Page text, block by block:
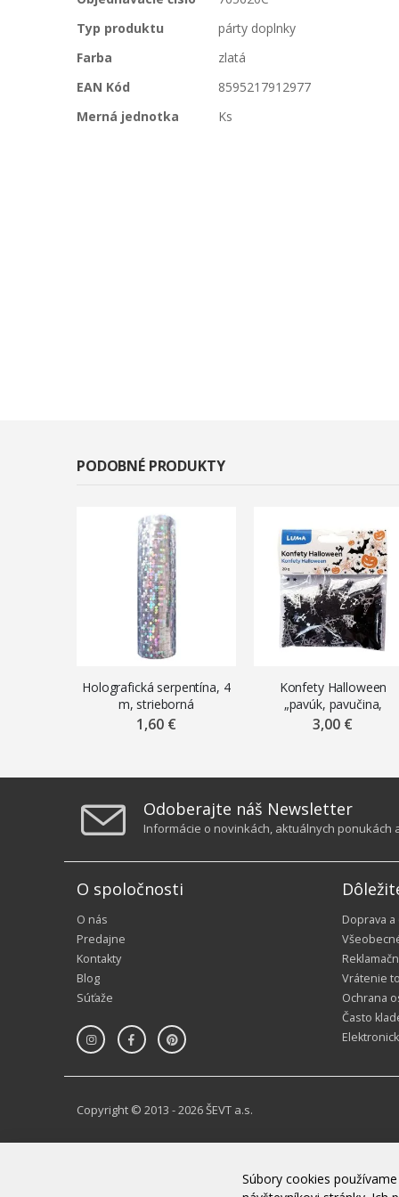
informácií
Typ produktu
párty doplnky
Farba
zlatá
EAN Kód
8595217912977
Merná jednotka
Ks
PODOBNÉ PRODUKTY
Holografická serpentína, 4
m, strieborná
1,60 €
Konfety Halloween
„pavúk, pavučina,
hviezdička“, 20 g
3,00 €
Odoberajte náš Newsletter
Informácie o novinkách, aktuálnych ponukách
O spoločnosti
O nás
Predajne
Kontakty
Blog
Súťaže
Doprava
Vrátenie
Ochrana
Často
Copyright © 2013 - 2026 ŠEVT a.s.
Súbory cookies